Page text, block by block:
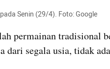
Senin (29/4). Foto: Google
permainan tradisional
dari segala usia, tidak